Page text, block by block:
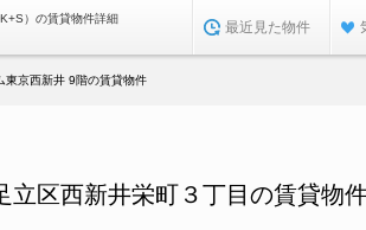
）の賃貸物件詳細
最近見た物件
東京西新井 9階の賃貸物件
区西新井栄町３丁目の賃貸物